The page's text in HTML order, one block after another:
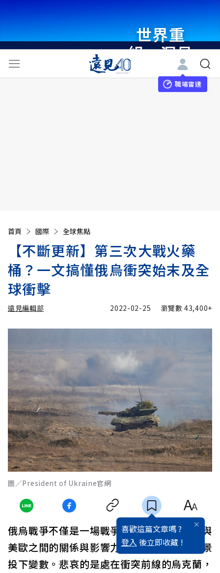
世界重
組・洞見
未來 與
世界領袖
職場雷達
首頁 國際 全球焦點
【不斷更新】第三次大戰火藥
桶？一文搞懂俄烏衝突始末及全
球衝擊
遠見編輯部 2022-02-25 瀏覽數43,400+
圖／President of Ukraine官網
喜歡這篇文章嗎 ?
登入 後立即收藏 !
俄烏戰爭不僅是一場戰爭，它將重塑俄羅斯與
美歐之間的關係與影響力，也為全球經濟前景
投下變數。悲哀的是處在衝突前線的烏克蘭，